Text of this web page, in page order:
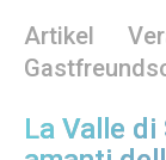
Artikel
La Valle